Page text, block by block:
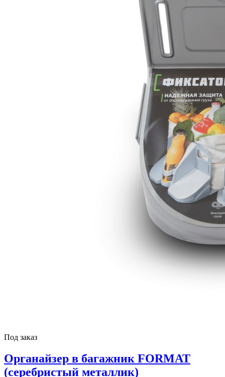
Под заказ
Органайзер в багажник FORMAT
(серебристый металлик)